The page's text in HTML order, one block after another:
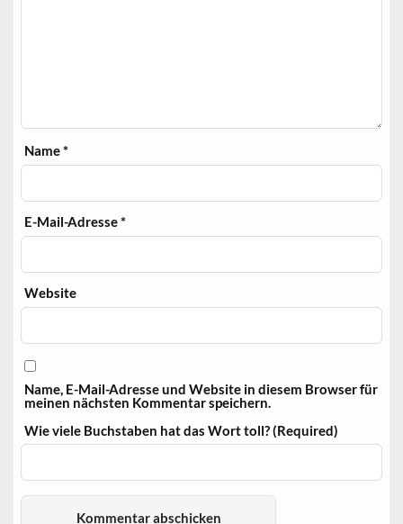
Name*
E-Mail-Adresse*
Website
Name, E-Mail-Adresse und Website in diesem Browser für
meinen nächsten Kommentar speichern.
Wie viele Buchstaben hat das Wort toll? (Required)